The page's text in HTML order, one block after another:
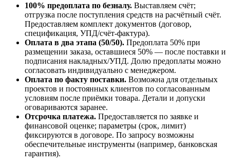
100% предоплата по безналу. Выставляем счёт;
отгрузка после поступления средств на расчётный счёт.
Предоставляем комплект документов (договор,
спецификация, УПД/счёт-фактура).
Оплата в два этапа (50/50). Предоплата 50% при
размещении заказа, оставшиеся 50% — после поставки и
подписания накладных/УПД. Долю предоплаты можно
согласовать индивидуально с менеджером.
Оплата по факту поставки. Возможна для отдельных
проектов и постоянных клиентов по согласованным
условиям после приёмки товара. Детали и допуски
оговариваются заранее.
Отсрочка платежа. Предоставляется по заявке и
финансовой оценке; параметры (срок, лимит)
фиксируются в договоре. По запросу возможны
обеспечительные инструменты (например, банковская
гарантия).